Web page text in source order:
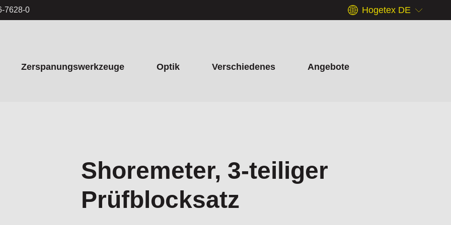
7628-0 Hogetex DE
Zerspanungswerkzeuge Optik Verschiedenes Angebote
Shoremeter, 3-teiliger
Prüfblocksatz